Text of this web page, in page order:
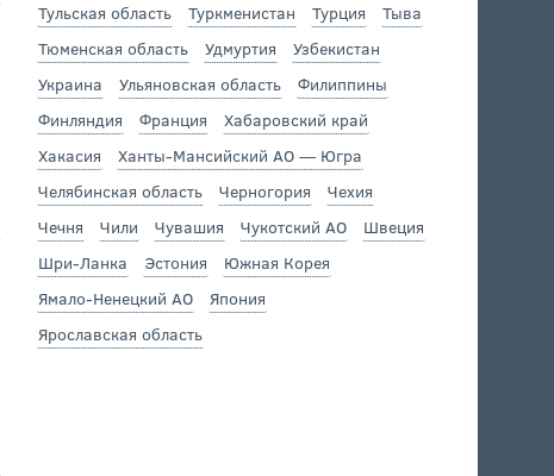
Тульская область
Туркменистан Турция
Тыва
Тюменская область
Удмуртия
Узбекистан
Украина
Ульяновская область
Филиппины
Финляндия
Франция
Хабаровский край
Хакасия
Ханты-Мансийский АО — Югра
Челябинская область
Черногория
Чехия
Чечня
Чили Чувашия Чукотский АО
Швеция
Шри-Ланка
Эстония
Южная Корея
Ямало-Ненецкий АО
Япония
Ярославская область